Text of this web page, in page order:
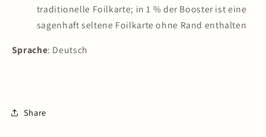
traditionelle Foilkarte; in 1 % der Booster ist eine
sagenhaft seltene Foilkarte ohne Rand enthalten
Sprache: Deutsch
Share